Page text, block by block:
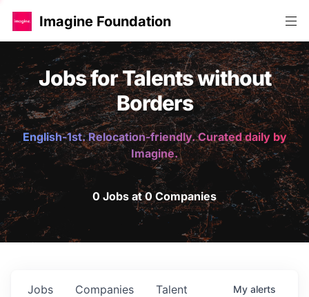
Imagine Foundation
Jobs for Talents without
Borders
English-1st. Relocation-friendly. Curated daily by
Imagine.
0 Jobs at 0 Companies
Jobs Companies Talent My alerts